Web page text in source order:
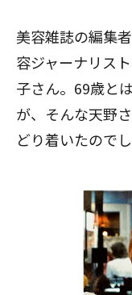
美容雑誌の編集
容ジャーナリス
子さん。69歳と
が、そんな天野
どり着いたので